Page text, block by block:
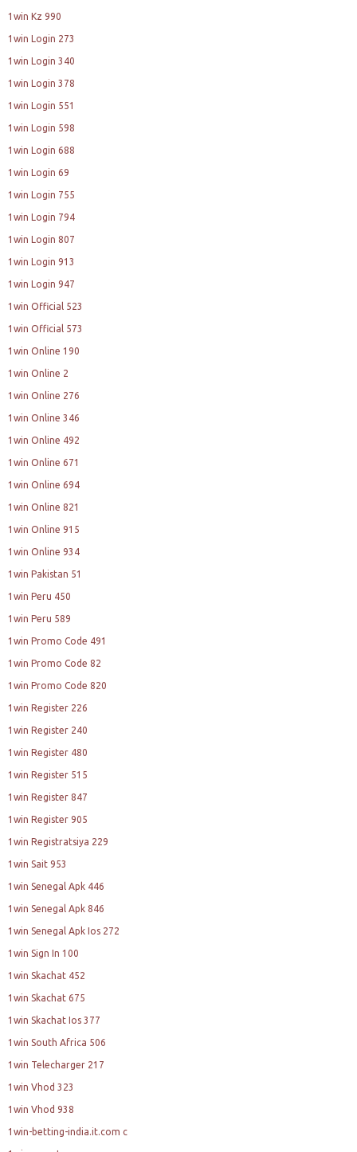
1win Kz 990
1win Login 273
1win Login 340
1win Login 378
1win Login 551
1win Login 598
1win Login 688
1win Login 69
1win Login 755
1win Login 794
1win Login 807
1win Login 913
1win Login 947
1win Official 523
1win Official 573
1win Online 190
1win Online 2
1win Online 276
1win Online 346
1win Online 492
1win Online 671
1win Online 694
1win Online 821
1win Online 915
1win Online 934
1win Pakistan 51
1win Peru 450
1win Peru 589
1win Promo Code 491
1win Promo Code 82
1win Promo Code 820
1win Register 226
1win Register 240
1win Register 480
1win Register 515
1win Register 847
1win Register 905
1win Registratsiya 229
1win Sait 953
1win Senegal Apk 446
1win Senegal Apk 846
1win Senegal Apk Ios 272
1win Sign In 100
1win Skachat 452
1win Skachat 675
1win Skachat Ios 377
1win South Africa 506
1win Telecharger 217
1win Vhod 323
1win Vhod 938
1win-betting-india.it.com c